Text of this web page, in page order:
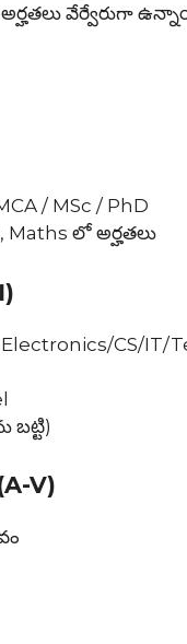
వేర్వేరుగా
/ MSc / PhD
Maths లో అర్హతలు
CS/IT/
బట్టి)
V)